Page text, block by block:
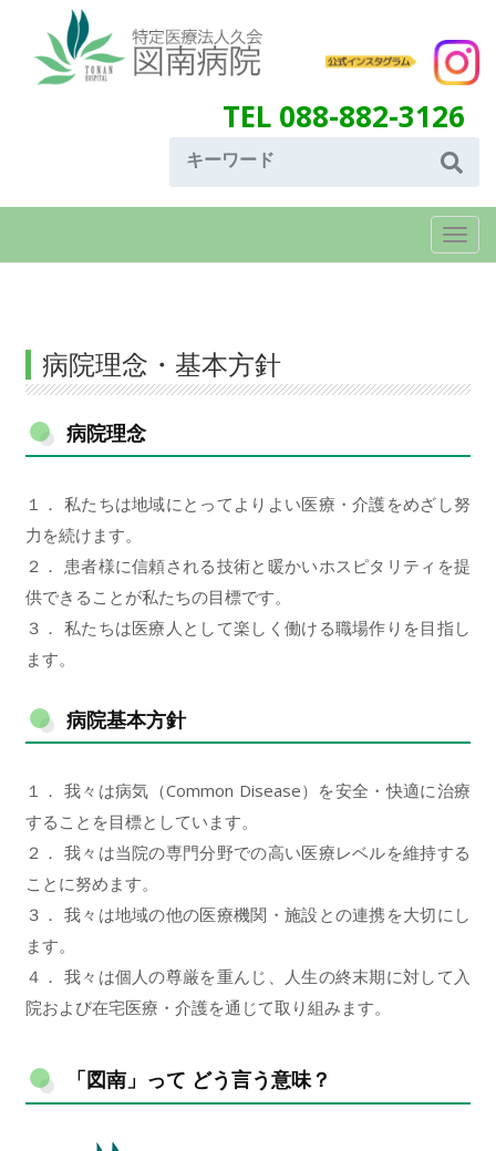
TEL 088-882-3126
病院理念・基本方針
病院理念
１． 私たちは地域にとってよりよい医療・介護をめざし努
力を続けます。
２． 患者様に信頼される技術と暖かいホスピタリティを提
供できることが私たちの目標です。
３． 私たちは医療人として楽しく働ける職場作りを目指し
ます。
病院基本方針
１． 我々は病気（Common Disease）を安全・快適に治療
することを目標としています。
２． 我々は当院の専門分野での高い医療レベルを維持する
ことに努めます。
３． 我々は地域の他の医療機関・施設との連携を大切にし
ます。
４． 我々は個人の尊厳を重んじ、人生の終末期に対して入
院および在宅医療・介護を通じて取り組みます。
「図南」って どう言う意味？